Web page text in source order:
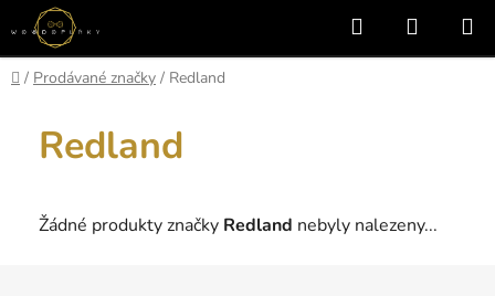
Přejít
na
obsah
Hledat
KOŠÍK
Domů
/ Prodávané značky / Redland
Redland
Žádné produkty značky Redland nebyly nalezeny...